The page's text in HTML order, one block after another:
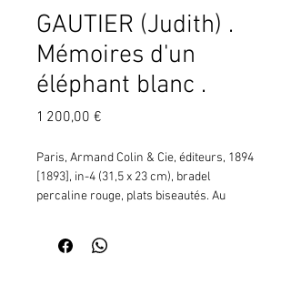
GAUTIER (Judith) .
Mémoires d'un
éléphant blanc .
1 200,00 €
Paris, Armand Colin & Cie, éditeurs, 1894
[1893], in-4 (31,5 x 23 cm), bradel
percaline rouge, plats biseautés. Au
narrateur, en tenue de parade (ill. p. 22),
couronné d'une étoile rayonnante